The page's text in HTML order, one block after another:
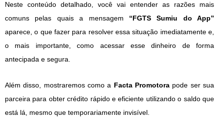
Neste conteúdo detalhado, você vai entender as razões mais
comuns pelas quais a mensagem “FGTS Sumiu do App”
aparece, o que fazer para resolver essa situação imediatamente e,
o mais importante, como acessar esse dinheiro de forma
antecipada e segura.
Além disso, mostraremos como a Facta Promotora pode ser sua
parceira para obter crédito rápido e eficiente utilizando o saldo que
está lá, mesmo que temporariamente invisível.